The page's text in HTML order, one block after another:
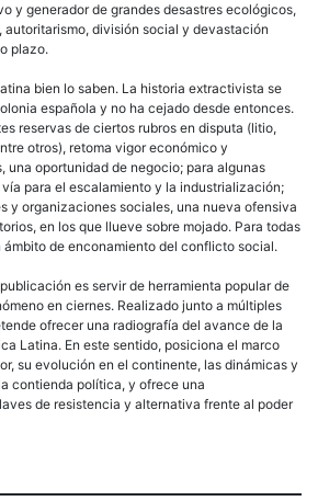
y generador de grandes desastres ecológicos,
división social y devastación
plazo.
bien lo saben. La historia extractivista se
española y no ha cejado desde entonces.
reservas de ciertos rubros en disputa (litio,
otros), retoma vigor económico y
una oportunidad de negocio; para algunas
para el escalamiento y la industrialización;
y organizaciones sociales, una nueva ofensiva
en los que llueve sobre mojado. Para todas
de enconamiento del conflicto social.
es servir de herramienta popular de
en ciernes. Realizado junto a múltiples
ofrecer una radiografía del avance de la
Latina. En este sentido, posiciona el marco
su evolución en el continente, las dinámicas y
contienda política, y ofrece una
de resistencia y alternativa frente al poder